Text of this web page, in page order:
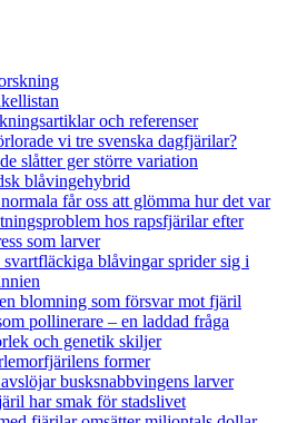
och referenser
vi tre svenska dagfjärilar?
slåtter ger större variation
blåvingehybrid
får oss att glömma hur det var
hos rapsfjärilar efter
som larver
svartfläckiga blåvingar sprider sig i
blomning som försvar mot fjäril
pollinerare – en laddad fråga
och genetik skiljer
former
busksnabbvingens larver
har smak för stadslivet